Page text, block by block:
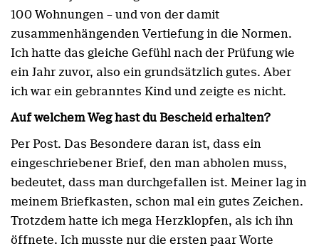
100 Wohnungen – und von der damit
zusammenhängenden Vertiefung in die Normen.
Ich hatte das gleiche Gefühl nach der Prüfung wie
ein Jahr zuvor, also ein grundsätzlich gutes. Aber
ich war ein gebranntes Kind und zeigte es nicht.
Auf welchem Weg hast du Bescheid erhalten?
Per Post. Das Besondere daran ist, dass ein
eingeschriebener Brief, den man abholen muss,
bedeutet, dass man durchgefallen ist. Meiner lag in
meinem Briefkasten, schon mal ein gutes Zeichen.
Trotzdem hatte ich mega Herzklopfen, als ich ihn
öffnete. Ich musste nur die ersten paar Worte